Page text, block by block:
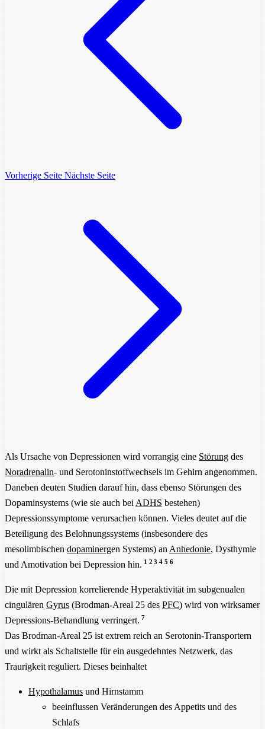
Vorherige Seite Nächste Seite
Als Ursache von Depressionen wird vorrangig eine Störung des
Noradrenalin- und Serotoninstoffwechsels im Gehirn angenommen.
Daneben deuten Studien darauf hin, dass ebenso Störungen des
Dopaminsystems (wie sie auch bei ADHS bestehen)
Depressionssymptome verursachen können. Vieles deutet auf die
Beteiligung des Belohnungssystems (insbesondere des
mesolimbischen dopaminergen Systems) an Anhedonie, Dysthymie
und Amotivation bei Depression hin. 1 2 3 4 5 6
Die mit Depression korrelierende Hyperaktivität im subgenualen
cingulären Gyrus (Brodman-Areal 25 des PFC) wird von wirksamer
Depressions-Behandlung verringert. 7
Das Brodman-Areal 25 ist extrem reich an Serotonin-Transportern
und wirkt als Schaltstelle für ein ausgedehntes Netzwerk, das
Traurigkeit reguliert. Dieses beinhaltet
Hypothalamus und Hirnstamm
beeinflussen Veränderungen des Appetits und des
Schlafs